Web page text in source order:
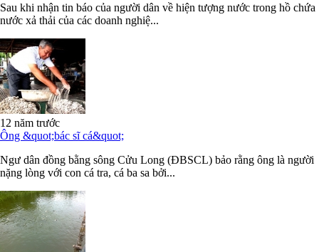
Sau khi nhận tin báo của người dân về hiện tượng nước trong hồ chứa
nước xả thải của các doanh nghiệ...
12 năm trước
Ông &quot;bác sĩ cá&quot;
Ngư dân đồng bằng sông Cửu Long (ĐBSCL) bảo rằng ông là người
nặng lòng với con cá tra, cá ba sa bởi...